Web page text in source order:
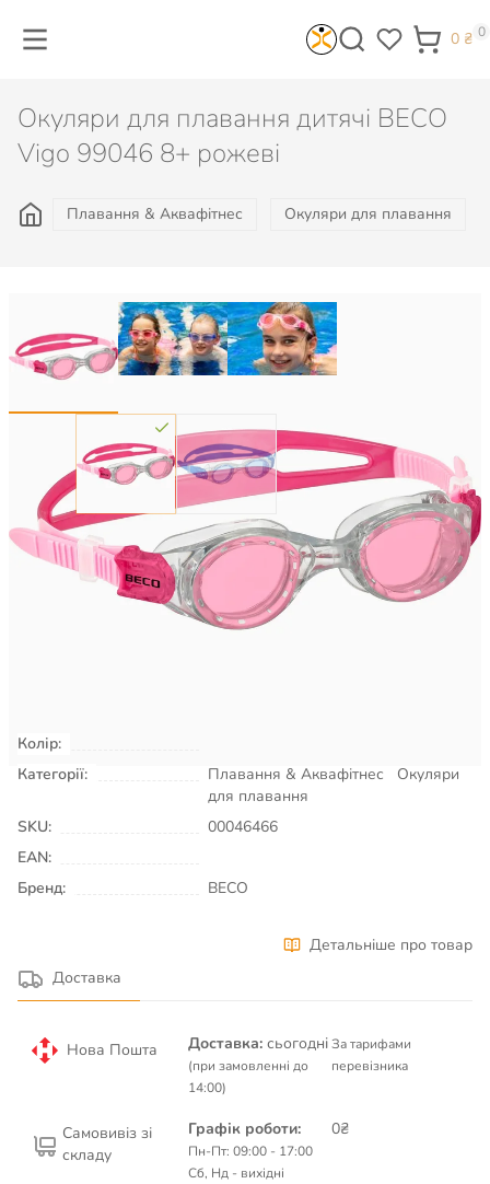
0 ₴ 0
Окуляри для плавання дитячі BECO
Vigo 99046 8+ рожеві
Плавання & Аквафітнес Окуляри для плавання
605₴
Колір:
Категорії:
Плавання & Аквафітнес
Окуляри
для плавання
SKU:
00046466
EAN:
Бренд:
BECO
Детальніше про товар
Доставка
Нова Пошта Доставка: сьогодні
(при замовленні до
14:00)
За тарифами
перевізника
Самовивіз зі
складу
Графік роботи:
Пн-Пт: 09:00 - 17:00
Сб, Нд - вихідні
0₴